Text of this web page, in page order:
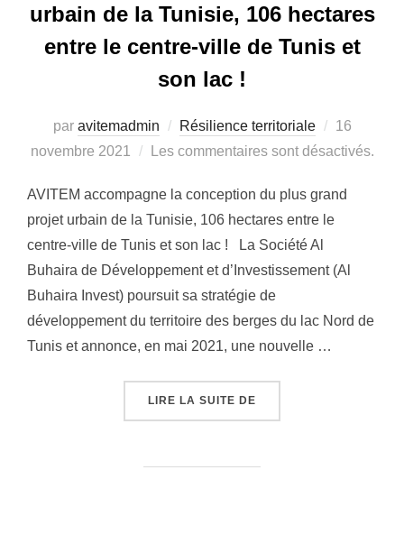
urbain de la Tunisie, 106 hectares
entre le centre-ville de Tunis et
son lac !
par avitemadmin Résilience territoriale
Publié
le
16
novembre 2021
Les commentaires sont désactivés.
AVITEM accompagne la conception du plus grand
projet urbain de la Tunisie, 106 hectares entre le
centre-ville de Tunis et son lac ! La Société Al
Buhaira de Développement et d’Investissement (Al
Buhaira Invest) poursuit sa stratégie de
développement du territoire des berges du lac Nord de
Tunis et annonce, en mai 2021, une nouvelle …
LIRE LA SUITE DE